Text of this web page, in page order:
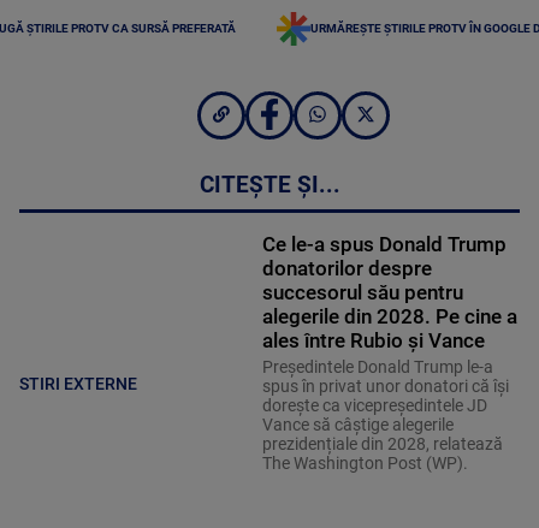
ȘTIRILE PROTV CA SURSĂ PREFERATĂ URMĂREȘTE ȘTIRILE PROTV ÎN GOOGLE
CITEȘTE ȘI...
STIRI EXTERNE
Ce le-a spus Donald Trump
donatorilor despre
succesorul său pentru
alegerile din 2028. Pe cine a
ales între Rubio și Vance
Președintele Donald Trump le-a
spus în privat unor donatori că își
dorește ca vicepreședintele JD
Vance să câștige alegerile
prezidențiale din 2028, relatează
The Washington Post (WP).